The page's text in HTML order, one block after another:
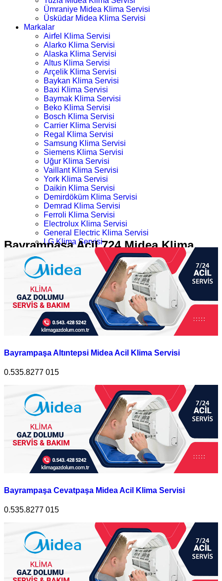
Ümraniye Midea Klima Servisi
Üsküdar Midea Klima Servisi
Markalar
Airfel Klima Servisi
Alarko Klima Servisi
Alaska Klima Servisi
Altus Klima Servisi
Arçelik Klima Servisi
Baykan Klima Servisi
Baxi Klima Servisi
Baymak Klima Servisi
Beko Klima Servisi
Bosch Klima Servisi
Carrier Klima Servisi
Regal Klima Servisi
Samsung Klima Servisi
Siemens Klima Servisi
Uğur Klima Servisi
Vaillant Klima Servisi
York Klima Servisi
Daikin Klima Servisi
Demirdöküm Klima Servisi
Demrad Klima Servisi
Ferroli Klima Servisi
Electrolux Klima Servisi
General Electric Klima Servisi
LG Klima Servisi
Midea Klima Servisi
Mitsubishi Klima Servisi
Profilo Klima Servisi
İletişim
Bayrampaşa Acil 724 Midea Klima
Servisi
Ana Sayfa
Kategoriler
Bayrampaşa Acil 724 Midea Klima Servisi
Bayrampaşa Altıntepsi Midea Acil Klima Servisi
0.535.8277 015
Bayrampaşa Cevatpaşa Midea Acil Klima Servisi
0.535.8277 015